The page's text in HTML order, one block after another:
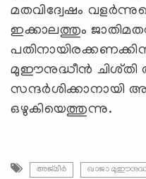
മതവിദ്വേഷം
ഇക്കാലത്തും
മുഈനുദ്ധീൻ ചിശ്തി
സന്ദർശിക്കാനായി
ഒഴുകിയെത്തുന്നു.
അജ്മീർ ഖാജാ